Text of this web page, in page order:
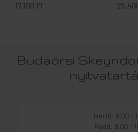
17.100 Ft
Budaörsi
Hétfő: 9.00 -
Kedd: 9.00 -